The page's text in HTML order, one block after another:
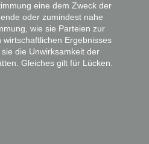
eine dem Zweck der
oder zumindest nahe
wie sie Parteien zur
Ergebnisses
die Unwirksamkeit der
Gleiches gilt für Lücken.